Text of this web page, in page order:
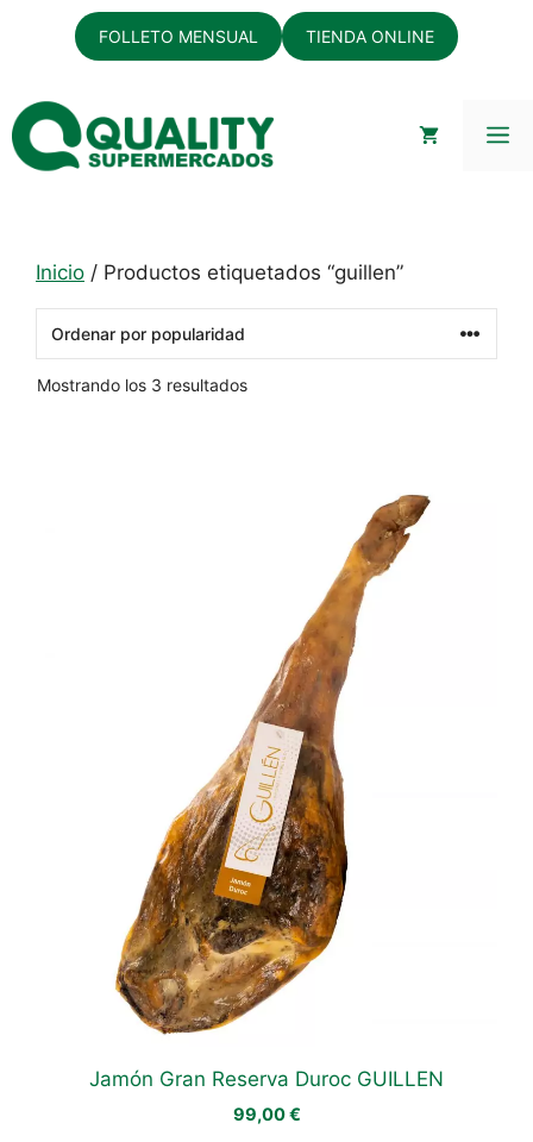
FOLLETO MENSUAL TIENDA ONLINE
Inicio / Productos etiquetados “guillen”
Mostrando los 3 resultadosOrdenado
Jamón Gran Reserva Duroc GUILLEN
99,00€